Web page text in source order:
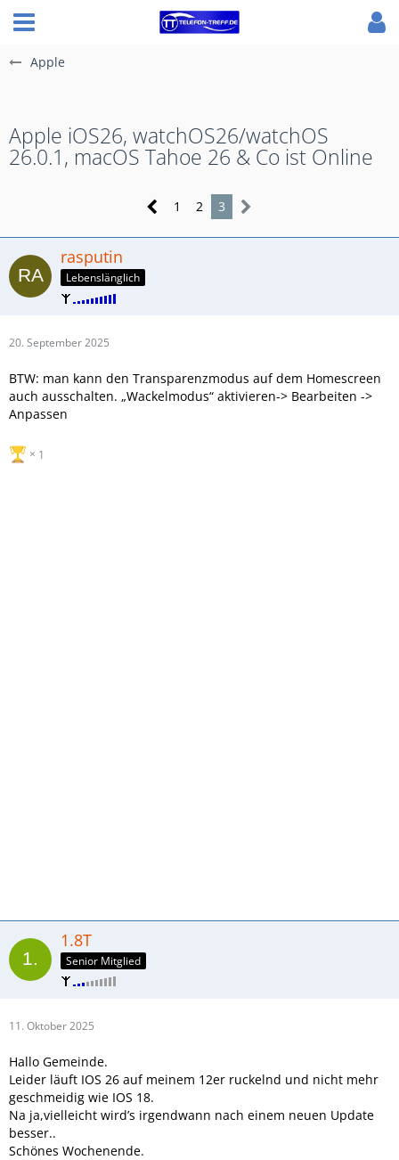
Apple
Apple iOS26, watchOS26/watchOS
26.0.1, macOS Tahoe 26 & Co ist Online
1 2 3
rasputin
Lebenslänglich
20. September 2025
BTW: man kann den Transparenzmodus auf dem Homescreen
auch ausschalten. „Wackelmodus“ aktivieren-> Bearbeiten ->
Anpassen
1
1.8T
Senior Mitglied
11. Oktober 2025
Hallo Gemeinde.
Leider läuft IOS 26 auf meinem 12er ruckelnd und nicht mehr
geschmeidig wie IOS 18.
Na ja,vielleicht wird’s irgendwann nach einem neuen Update
besser..
Schönes Wochenende.